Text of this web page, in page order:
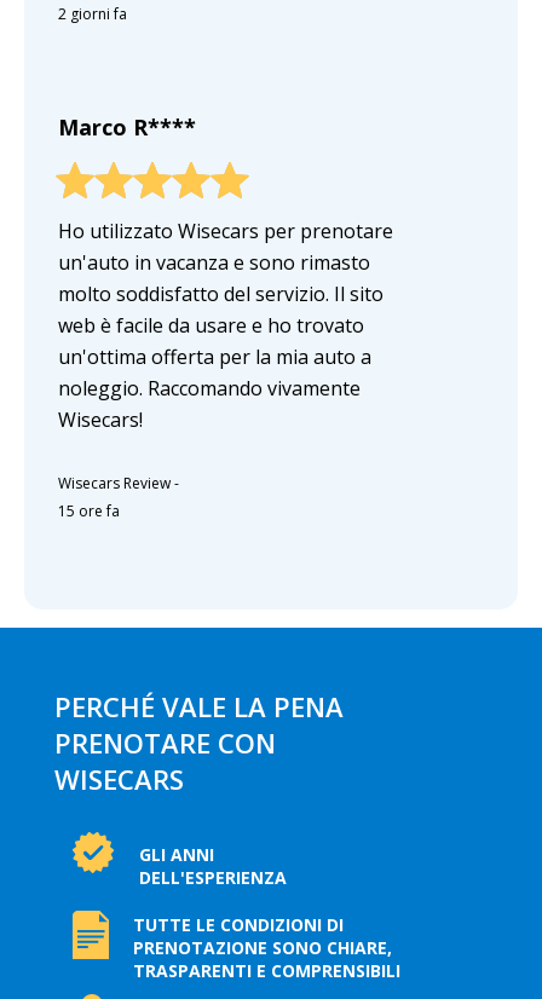
2 giorni fa
Marco R****
Ho utilizzato Wisecars per prenotare
un'auto in vacanza e sono rimasto
molto soddisfatto del servizio. Il sito
web è facile da usare e ho trovato
un'ottima offerta per la mia auto a
noleggio. Raccomando vivamente
Wisecars!
Wisecars Review-
15 ore fa
PERCHÉ VALE LA PENA
PRENOTARE CON
WISECARS
GLI ANNI
DELL'ESPERIENZA
TUTTE LE CONDIZIONI DI
PRENOTAZIONE SONO CHIARE,
TRASPARENTI E COMPRENSIBILI